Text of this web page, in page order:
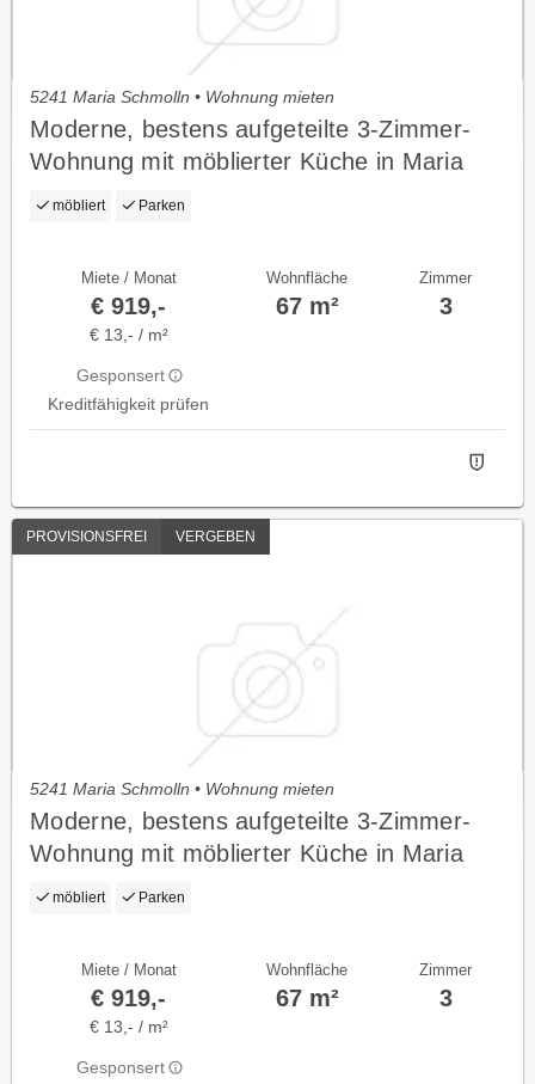
5241 Maria Schmolln • Wohnung mieten
Moderne, bestens aufgeteilte 3-Zimmer-
Wohnung mit möblierter Küche in Maria
Schmolln
möbliert Parken
Miete / Monat
€ 919,-
€ 13,- / m²
Gesponsert
Kreditfähigkeit prüfen
Wohnfläche
67 m²
Zimmer
3
PROVISIONSFREI VERGEBEN
5241 Maria Schmolln • Wohnung mieten
Moderne, bestens aufgeteilte 3-Zimmer-
Wohnung mit möblierter Küche in Maria
Schmolln
möbliert Parken
Miete / Monat
€ 919,-
€ 13,- / m²
Gesponsert
Wohnfläche
67 m²
Zimmer
3